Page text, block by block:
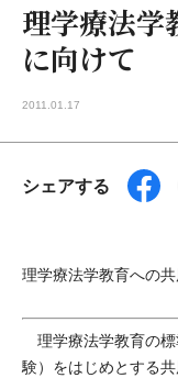
理学療法学
に向けて
2011.01.17
シェアする
理学療法学教育への
理学療法学教育の標
験）をはじめとする